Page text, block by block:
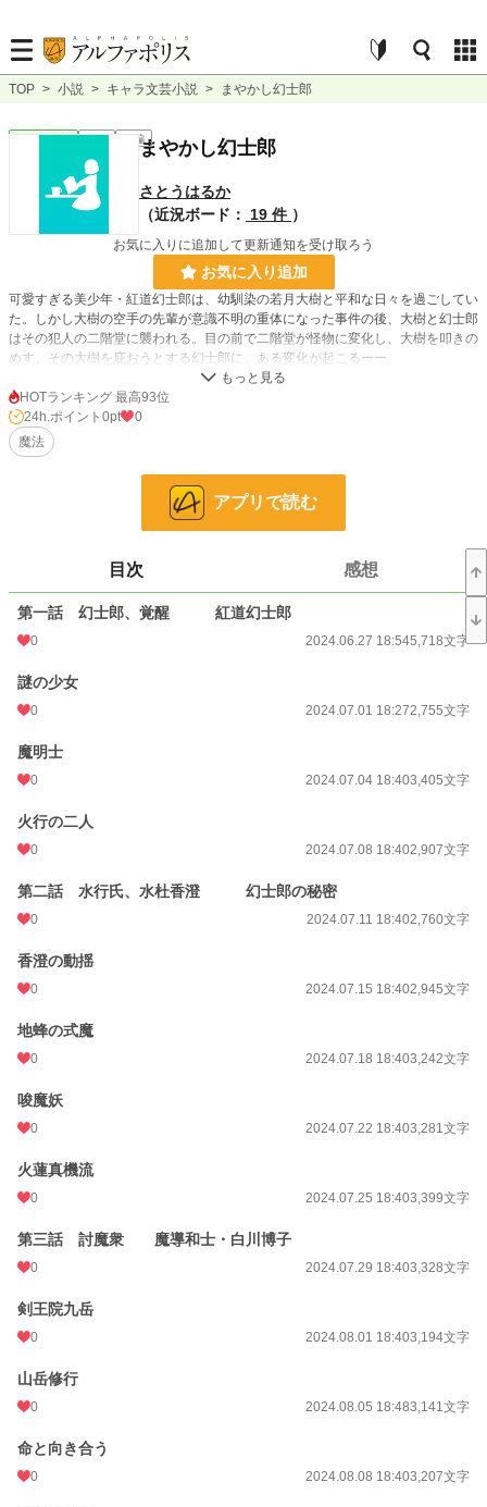
TOP > 小説 > キャラ文芸小説 > まやかし幻士郎
キャラ文芸 完結 長編まやかし幻士郎
さとうはるか
（近況ボード：
19 件 ）
お気に入りに追加して更新通知を受け取ろう
お気に入り追加
可愛すぎる美少年・紅道幻士郎は、幼馴染の若月大樹と平和な日々を過ごしてい
た。しかし大樹の空手の先輩が意識不明の重体になった事件の後、大樹と幻士郎
はその犯人の二階堂に襲われる。目の前で二階堂が怪物に変化し、大樹を叩きの
めす。その大樹を庇おうとする幻士郎に、ある変化が起こるーー
毎週月・木曜日更新…を目指します。
小説 228,743 位 / 228,743 件
97,341
更新日時 2024.10.07 18:40
初回完結日時
累計ポイント
HOTランキング 最高93位
24h.ポイント 0pt
0
魔法
アプリで読む
目次 感想
第一話 幻士郎、覚醒 紅道幻士郎
0 2024.06.27 18:545,718文字
謎の少女
0 2024.07.01 18:272,755文字
魔明士
0 2024.07.04 18:403,405文字
火行の二人
0 2024.07.08 18:402,907文字
第二話 水行氏、水杜香澄 幻士郎の秘密
0 2024.07.11 18:402,760文字
香澄の動揺
0 2024.07.15 18:402,945文字
地蜂の式魔
0 2024.07.18 18:403,242文字
唆魔妖
0 2024.07.22 18:403,281文字
火蓮真機流
0 2024.07.25 18:403,399文字
第三話 討魔衆 魔導和士・白川博子
0 2024.07.29 18:403,328文字
剣王院九岳
0 2024.08.01 18:403,194文字
山岳修行
0 2024.08.05 18:483,141文字
命と向き合う
0 2024.08.08 18:403,207文字